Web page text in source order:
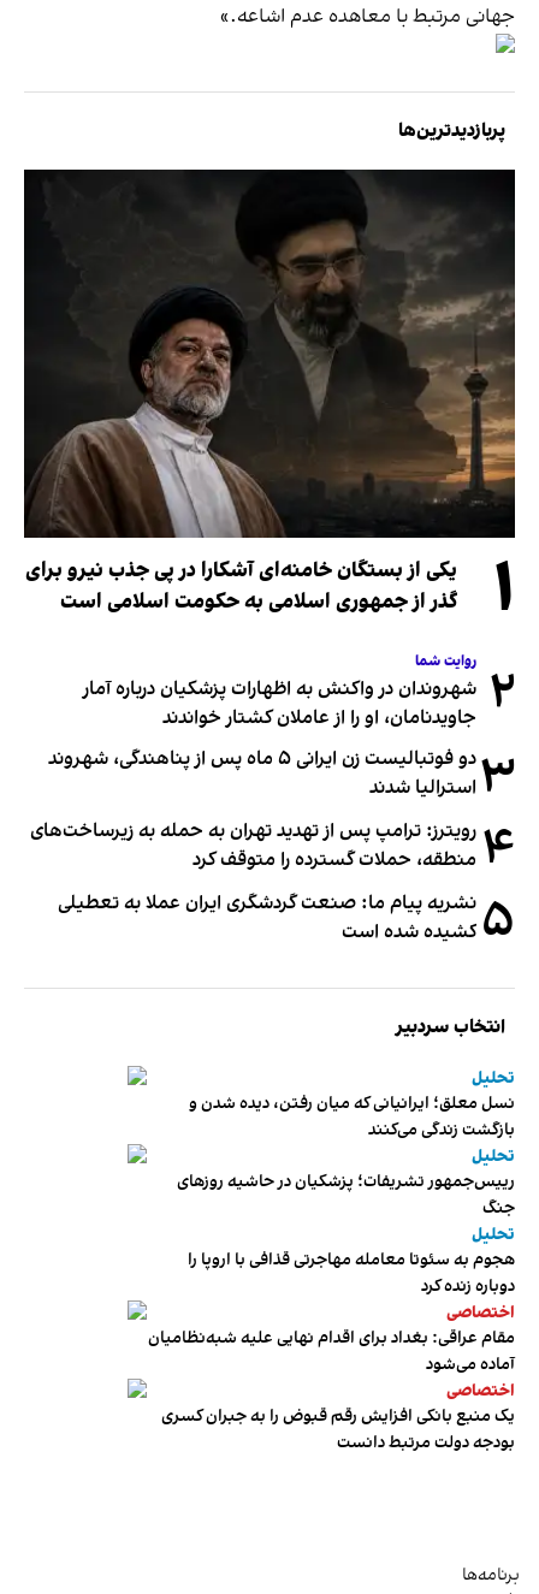
جهانی مرتبط با معاهده عدم اشاعه.»
پربازدیدترین‌ها
۱
یکی از بستگان خامنه‌ای آشکارا در پی جذب نیرو برای
گذر از جمهوری اسلامی به حکومت اسلامی است
۲ روایت شما
شهروندان در واکنش به اظهارات پزشکیان درباره آمار
جاویدنامان، او را از عاملان کشتار خواندند
۳
دو فوتبالیست زن ایرانی ۵ ماه پس از پناهندگی، شهروند
استرالیا شدند
۴ رویترز: ترامپ پس از تهدید تهران به حمله به زیرساخت‌های
منطقه، حملات گسترده را متوقف کرد
۵ نشریه پیام ما: صنعت گردشگری ایران عملا به تعطیلی
کشیده شده است
انتخاب سردبیر
تحلیل
نسل معلق؛ ایرانیانی که میان رفتن، دیده شدن و
بازگشت زندگی می‌کنند
تحلیل
رییس‌جمهور تشریفات؛ پزشکیان در حاشیه روزهای
جنگ
تحلیل
هجوم به سئوتا معامله مهاجرتی قذافی با اروپا را
دوباره زنده کرد
اختصاصی
مقام عراقی: بغداد برای اقدام نهایی علیه شبه‌نظامیان
آماده می‌شود
اختصاصی
یک منبع بانکی افزایش رقم قبوض را به جبران کسری
بودجه دولت مرتبط دانست
برنامه‌ها